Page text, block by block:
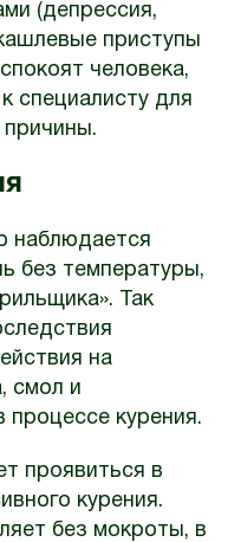
(депрессия,
приступы
человека,
специалисту для
причины.
наблюдается
без температуры,
Так
на
смол и
процессе курения.
проявиться в
курения.
без мокроты, в